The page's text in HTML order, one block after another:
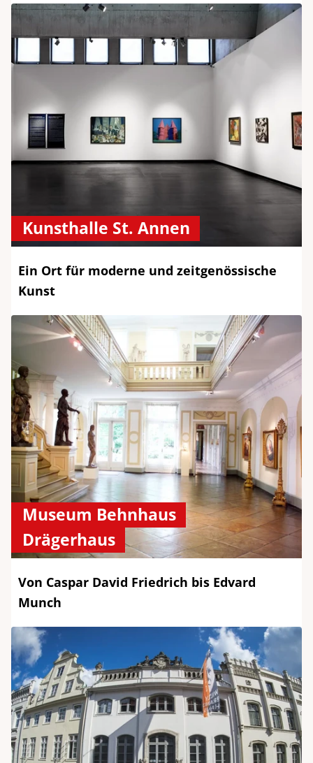
Kunsthalle St. Annen
Ein Ort für moderne und zeitgenössische
Kunst
Museum Behnhaus
Drägerhaus
Von Caspar David Friedrich bis Edvard
Munch